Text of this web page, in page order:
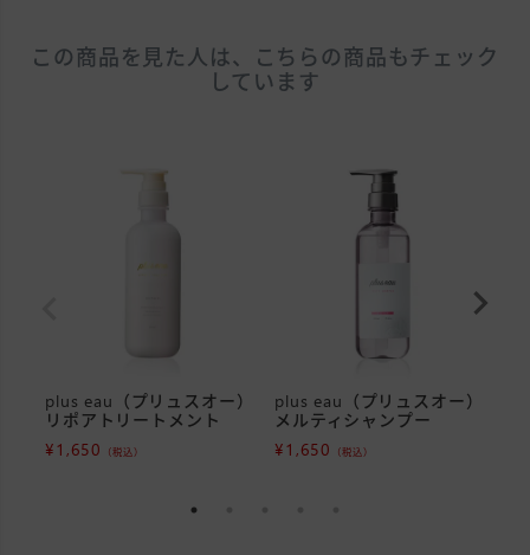
この商品を見た人は、こちらの商品もチェック
しています
plus eau（プリュスオー）
リポアトリートメント
¥1,650 （税込）
plus eau（プリュスオー）
メルティシャンプー
¥1,650 （税込）